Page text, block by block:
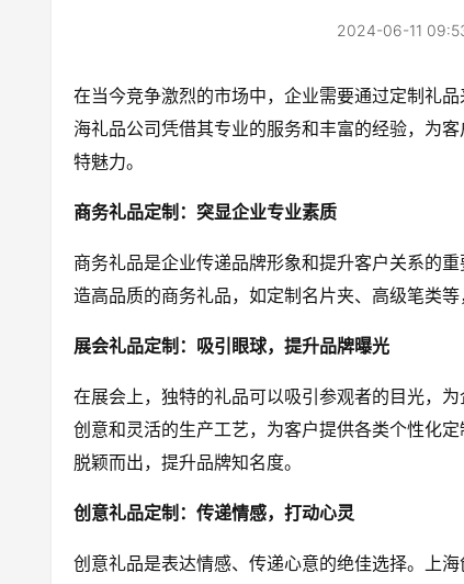
2024-06-11
在当今竞争激烈的市场中，企业需要通过定制礼
海礼品公司凭借其专业的服务和丰富的经验，为
特魅力。
商务礼品定制：突显企业专业素质
商务礼品是企业传递品牌形象和提升客户关系的
造高品质的商务礼品，如定制名片夹、高级笔类
展会礼品定制：吸引眼球，提升品牌曝光
在展会上，独特的礼品可以吸引参观者的目光，
创意和灵活的生产工艺，为客户提供各类个性化
脱颖而出，提升品牌知名度。
创意礼品定制：传递情感，打动心灵
创意礼品是表达情感、传递心意的绝佳选择。上